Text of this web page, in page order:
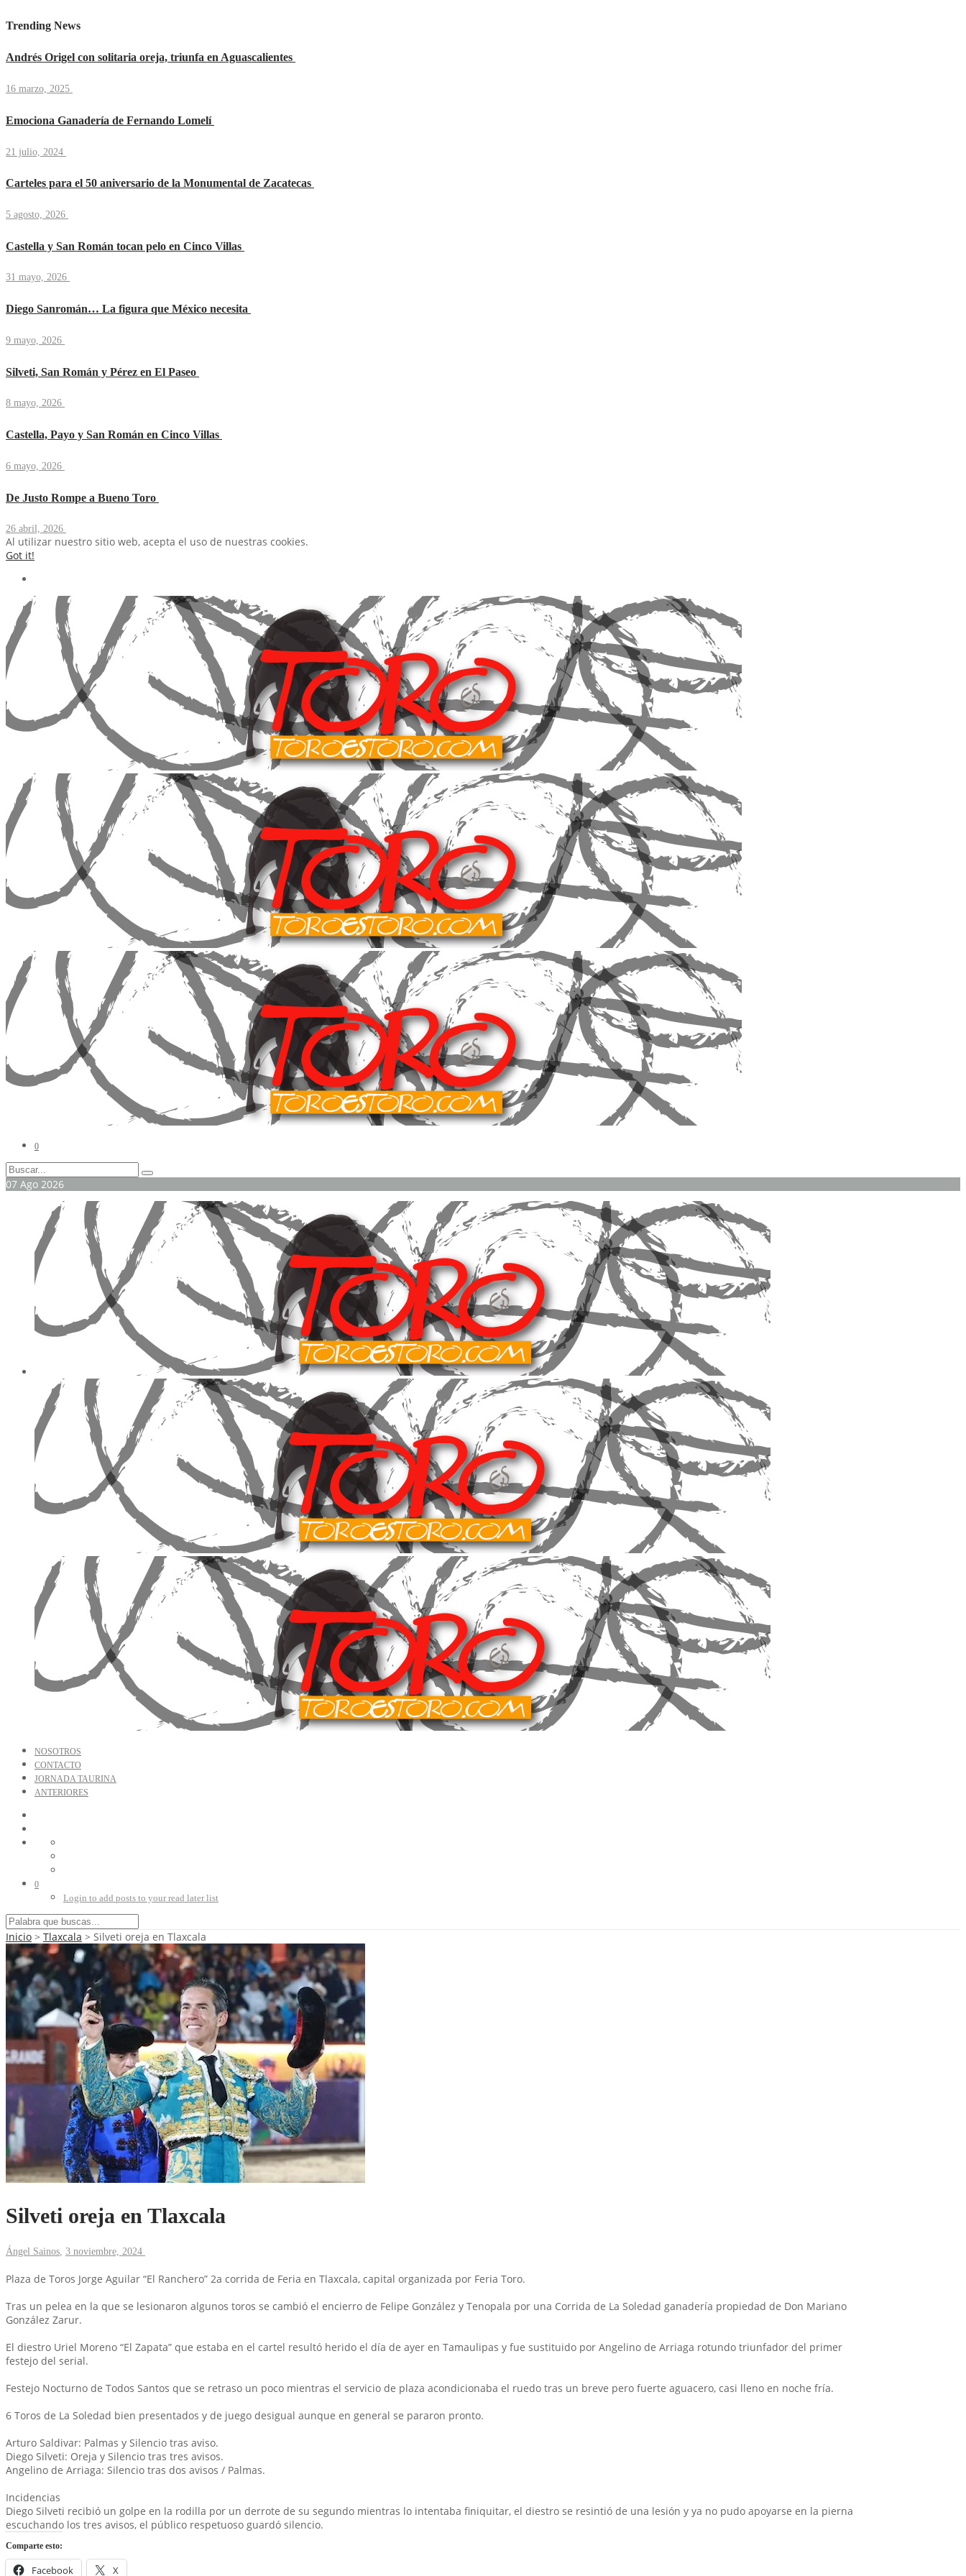
Trending News
Andrés Origel con solitaria oreja, triunfa en Aguascalientes
16 marzo, 2025
Emociona Ganadería de Fernando Lomelí
21 julio, 2024
Carteles para el 50 aniversario de la Monumental de Zacatecas
5 agosto, 2026
Castella y San Román tocan pelo en Cinco Villas
31 mayo, 2026
Diego Sanromán… La figura que México necesita
9 mayo, 2026
Silveti, San Román y Pérez en El Paseo
8 mayo, 2026
Castella, Payo y San Román en Cinco Villas
6 mayo, 2026
De Justo Rompe a Bueno Toro
26 abril, 2026
Al utilizar nuestro sitio web, acepta el uso de nuestras cookies.
Got it!
0
07 Ago 2026
NOSOTROS
CONTACTO
JORNADA TAURINA
ANTERIORES
0
Login to add posts to your read later list
Inicio > Tlaxcala > Silveti oreja en Tlaxcala
Silveti oreja en Tlaxcala
Ángel Sainos, 3 noviembre, 2024
Plaza de Toros Jorge Aguilar “El Ranchero” 2a corrida de Feria en Tlaxcala, capital organizada por Feria Toro.
Tras un pelea en la que se lesionaron algunos toros se cambió el encierro de Felipe González y Tenopala por una Corrida de La Soledad ganadería propiedad de Don Mariano
González Zarur.
El diestro Uriel Moreno “El Zapata” que estaba en el cartel resultó herido el día de ayer en Tamaulipas y fue sustituido por Angelino de Arriaga rotundo triunfador del primer
festejo del serial.
Festejo Nocturno de Todos Santos que se retraso un poco mientras el servicio de plaza acondicionaba el ruedo tras un breve pero fuerte aguacero, casi lleno en noche fría.
6 Toros de La Soledad bien presentados y de juego desigual aunque en general se pararon pronto.
Arturo Saldivar: Palmas y Silencio tras aviso.
Diego Silveti: Oreja y Silencio tras tres avisos.
Angelino de Arriaga: Silencio tras dos avisos / Palmas.
Incidencias
Diego Silveti recibió un golpe en la rodilla por un derrote de su segundo mientras lo intentaba finiquitar, el diestro se resintió de una lesión y ya no pudo apoyarse en la pierna
escuchando los tres avisos, el público respetuoso guardó silencio.
Comparte esto:
Facebook X